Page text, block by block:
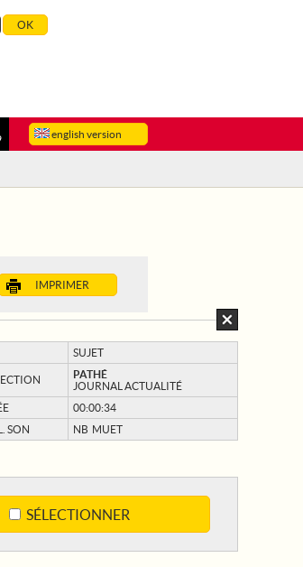
english version
IMPRIMER
SUJET
PATHÉ
JOURNAL ACTUALITÉ
00:00:34
SON
NB MUET
SÉLECTIONNER